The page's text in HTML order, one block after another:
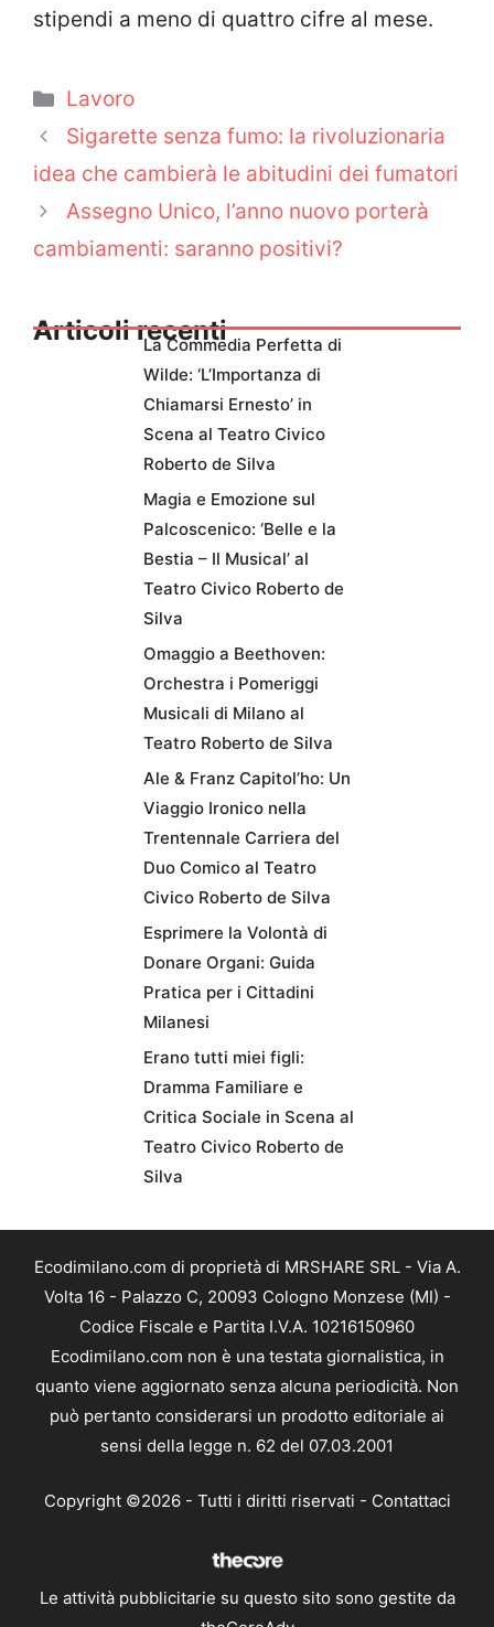
stipendi a meno di quattro cifre al mese.
Categorie
Lavoro
Sigarette senza fumo: la rivoluzionaria
idea che cambierà le abitudini dei fumatori
Assegno Unico, l’anno nuovo porterà
cambiamenti: saranno positivi?
Articoli recentiLa Commedia Perfetta di
Wilde: ‘L’Importanza di
Chiamarsi Ernesto’ in
Scena al Teatro Civico
Roberto de Silva
Magia e Emozione sul
Palcoscenico: ‘Belle e la
Bestia – Il Musical’ al
Teatro Civico Roberto de
Silva
Omaggio a Beethoven:
Orchestra i Pomeriggi
Musicali di Milano al
Teatro Roberto de Silva
Ale & Franz Capitol’ho: Un
Viaggio Ironico nella
Trentennale Carriera del
Duo Comico al Teatro
Civico Roberto de Silva
Esprimere la Volontà di
Donare Organi: Guida
Pratica per i Cittadini
Milanesi
Erano tutti miei figli:
Dramma Familiare e
Critica Sociale in Scena al
Teatro Civico Roberto de
Silva
Ecodimilano.com di proprietà di MRSHARE SRL - Via A.
Volta 16 - Palazzo C, 20093 Cologno Monzese (MI) -
Codice Fiscale e Partita I.V.A. 10216150960
Ecodimilano.com non è una testata giornalistica, in
quanto viene aggiornato senza alcuna periodicità. Non
può pertanto considerarsi un prodotto editoriale ai
sensi della legge n. 62 del 07.03.2001
Copyright ©2026 - Tutti i diritti riservati - Contattaci
Le attività pubblicitarie su questo sito sono gestite da